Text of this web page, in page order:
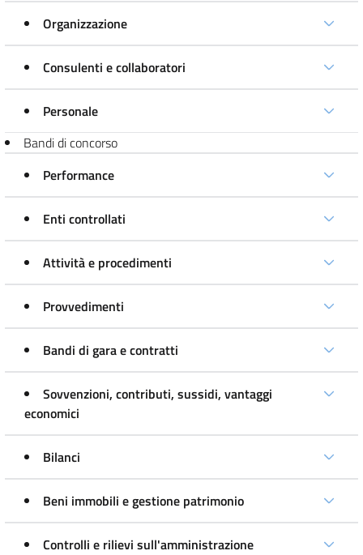
Organizzazione
Consulenti e collaboratori
Personale
Bandi di concorso
Performance
Enti controllati
Attività e procedimenti
Provvedimenti
Bandi di gara e contratti
Sovvenzioni, contributi, sussidi, vantaggi
economici
Bilanci
Beni immobili e gestione patrimonio
Controlli e rilievi sull'amministrazione